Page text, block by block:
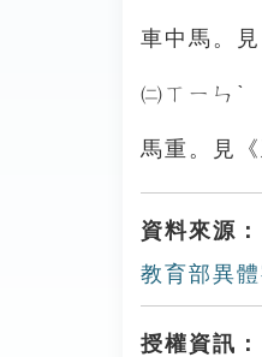
車中馬。
㈡ㄒㄧㄣˋ
馬重。見
資料來源：
教育部異
授權資訊：